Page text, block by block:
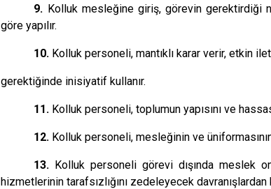
9. Kolluk mesleğine giriş, görevin
göre yapılır.
10. Kolluk personeli, mantıklı karar verir, etkin
gerektiğinde inisiyatif kullanır.
11. Kolluk personeli, toplumun yapısını ve
12. Kolluk personeli, mesleğinin ve
13. Kolluk personeli görevi dışında meslek
hizmetlerinin tarafsızlığını zedeleyecek davranışlardan